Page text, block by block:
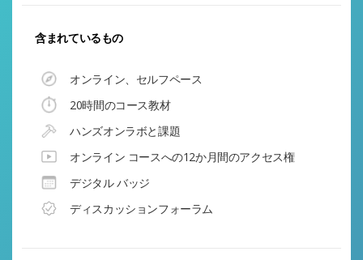
含まれているもの
オンライン、セルフペース
20時間のコース教材
ハンズオンラボと課題
オンライン コースへの12か月間のアクセス権
デジタル バッジ
ディスカッションフォーラム